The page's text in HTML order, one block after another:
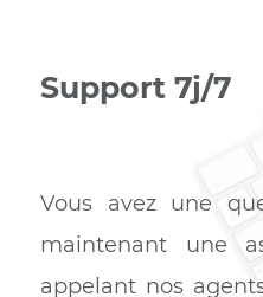
C’est le moment tout
un rêve mais bien la
pouvoir vous
téléphonie et